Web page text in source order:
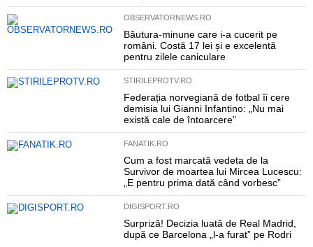
OBSERVATORNEWS.RO
Băutura-minune care i-a cucerit pe
români. Costă 17 lei și e excelentă
pentru zilele caniculare
STIRILEPROTV.RO
Federația norvegiană de fotbal îi cere
demisia lui Gianni Infantino: „Nu mai
există cale de întoarcere”
FANATIK.RO
Cum a fost marcată vedeta de la
Survivor de moartea lui Mircea Lucescu:
„E pentru prima dată când vorbesc”
DIGISPORT.RO
Surpriză! Decizia luată de Real Madrid,
după ce Barcelona „l-a furat” pe Rodri